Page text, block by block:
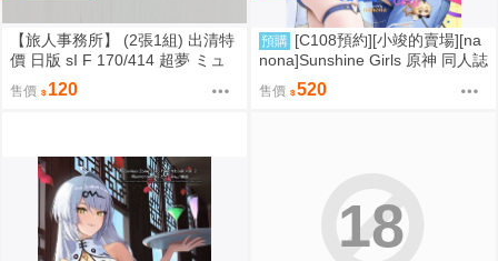
【旅人事務所】 (2張1組) 出清特
價 日版 sI F 170/414 超夢 ミュ
ウツー PTCG 寶可夢 卡牌【原售
價480元 特價120元】
售價 120
預購 [C108預約][小竣的賣場][na
nona]Sunshine Girls 原神 同人誌
id=3774614
售價 520
18